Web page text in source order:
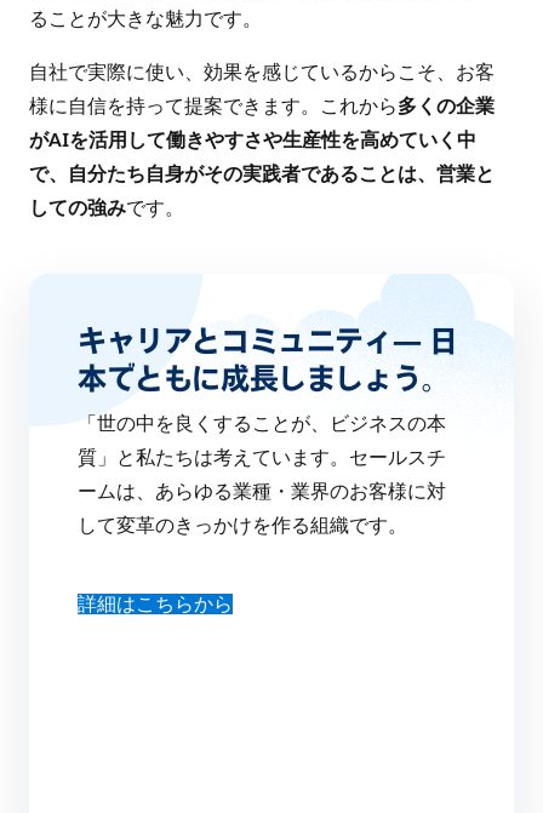
ることが大きな魅力です。
自社で実際に使い、効果を感じているからこそ、お客
様に自信を持って提案できます。これから多くの企業
がAIを活用して働きやすさや生産性を高めていく中
で、自分たち自身がその実践者であることは、営業と
しての強みです。
キャリアとコミュニティ— 日
本でともに成長しましょう。
「世の中を良くすることが、ビジネスの本
質」と私たちは考えています。セールスチ
ームは、あらゆる業種・業界のお客様に対
して変革のきっかけを作る組織です。
詳細はこちらから